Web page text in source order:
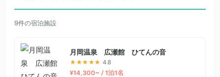
9件の宿泊施設
月岡温泉 広瀬館 ひてんの音
★★★★★ 4.8
¥14,300~ / 1泊1名